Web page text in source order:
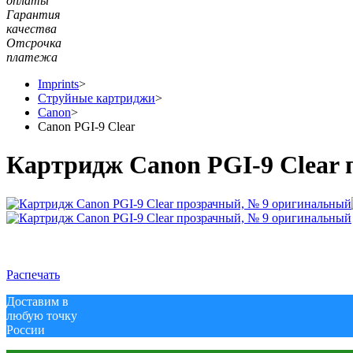
Гарантия
качества
Отсрочка
платежа
Imprints>
Струйные картриджи>
Canon>
Canon PGI-9 Clear
Картридж Canon PGI-9
Распечать
Доставим в
любую точку
России